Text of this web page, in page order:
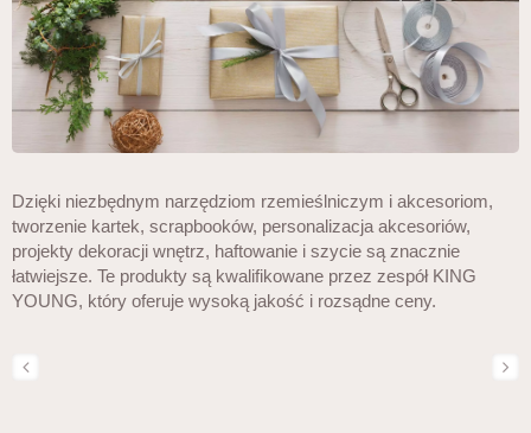
Dzięki niezbędnym narzędziom rzemieślniczym i akcesoriom,
tworzenie kartek, scrapbooków, personalizacja akcesoriów,
projekty dekoracji wnętrz, haftowanie i szycie są znacznie
łatwiejsze. Te produkty są kwalifikowane przez zespół KING
YOUNG, który oferuje wysoką jakość i rozsądne ceny.